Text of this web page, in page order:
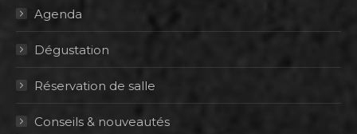
Agenda
Dégustation
Réservation de salle
Conseils & nouveautés